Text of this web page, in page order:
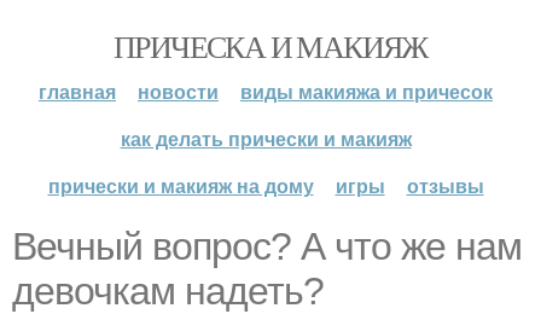
ПРИЧЕСКА И МАКИЯЖ
главная новости
виды макияжа и причесок
как делать прически и макияж
прически и макияж на дому
игры отзывы
Вечный вопрос? А что же нам
девочкам надеть?